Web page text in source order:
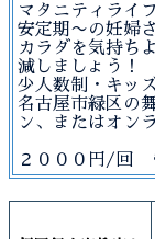
マタニティライ
安定期〜の妊婦
カラダを気持ち
減しましょう！
少人数制・キッ
名古屋市緑区の
ン、またはオン
２０００円/回